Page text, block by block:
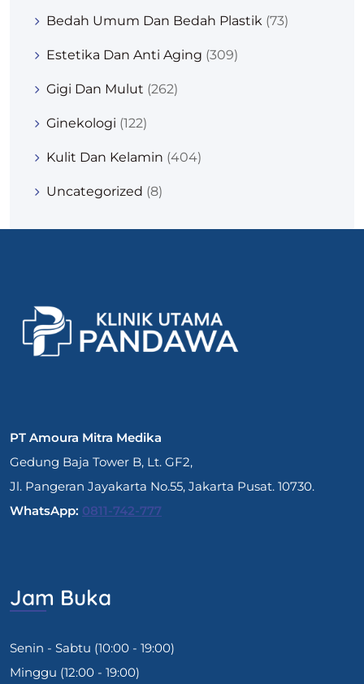
Bedah Umum Dan Bedah Plastik (73)
Estetika Dan Anti Aging (309)
Gigi Dan Mulut (262)
Ginekologi (122)
Kulit Dan Kelamin (404)
Uncategorized (8)
PT Amoura Mitra Medika
Gedung Baja Tower B, Lt. GF2,
Jl. Pangeran Jayakarta No.55, Jakarta Pusat. 10730.
WhatsApp: 0811-742-777
Jam Buka
Senin - Sabtu (10:00 - 19:00)
Minggu (12:00 - 19:00)